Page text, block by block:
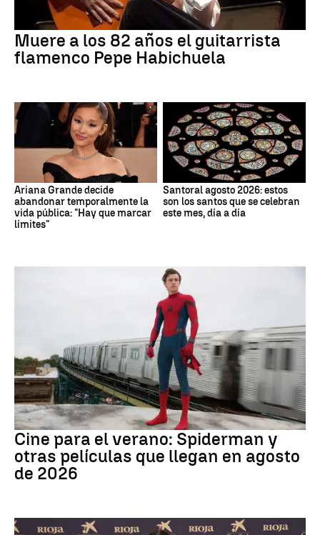
Muere a los 82 años el guitarrista
flamenco Pepe Habichuela
Ariana Grande decide
abandonar temporalmente la
vida pública: "Hay que marcar
límites"
Santoral agosto 2026: estos
son los santos que se celebran
este mes, día a día
Cine
Cine para el verano: Spiderman y
otras películas que llegan en agosto
de 2026